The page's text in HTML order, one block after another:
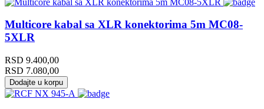
Multicore kabal sa XLR konektorima 5m MC08-
5XLR
RSD 9.400,00
RSD 7.080,00
Dodajte u korpu